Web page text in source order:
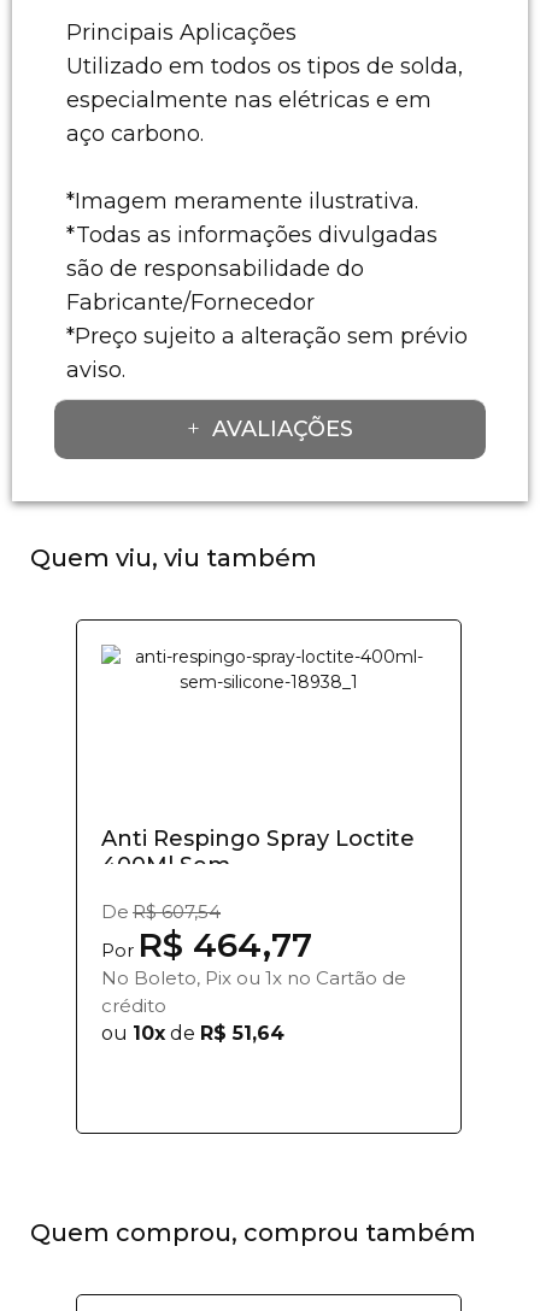
Principais Aplicações
Utilizado em todos os tipos de solda,
especialmente nas elétricas e em
aço carbono.
*Imagem meramente ilustrativa.
*Todas as informações divulgadas
são de responsabilidade do
Fabricante/Fornecedor
*Preço sujeito a alteração sem prévio
aviso.
AVALIAÇÕES
Quem viu, viu também
Anti Respingo Spray Loctite
400Ml Sem...
De R$ 607,54
Por R$ 464,77
No Boleto, Pix ou 1x no Cartão de
crédito
ou 10x de R$ 51,64
Quem comprou, comprou também